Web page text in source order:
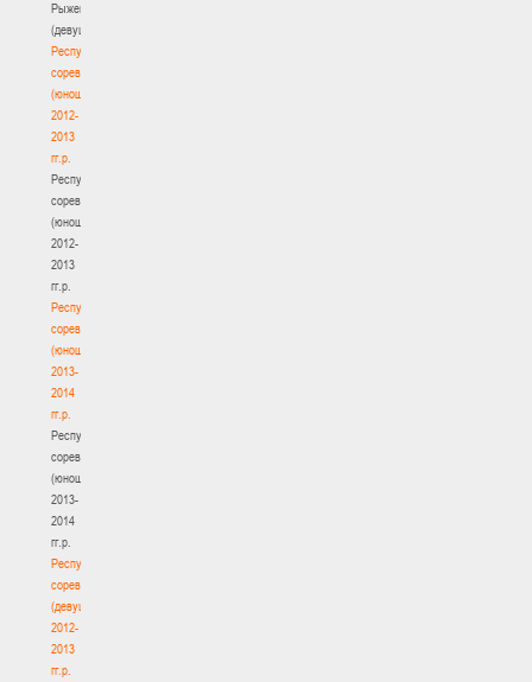
Рыженкова
(девушки)
Республиканские
соревнования
(юноши)
2012-
2013
гг.р.
Республиканские
соревнования
(юноши)
2012-
2013
гг.р.
Республиканские
соревнования
(юноши)
2013-
2014
гг.р.
Республиканские
соревнования
(юноши)
2013-
2014
гг.р.
Республиканские
соревнования
(девушки)
2012-
2013
гг.р.